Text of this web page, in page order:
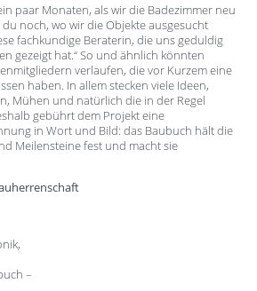
paar Monaten, als wir die Badezimmer neu
noch, wo wir die Objekte ausgesucht
fachkundige Beraterin, die uns geduldig
gezeigt hat.“ So und ähnlich könnten
verlaufen, die vor Kurzem eine
haben. In allem stecken viele Ideen,
Mühen und natürlich die in der Regel
gebührt dem Projekt eine
in Wort und Bild: das Baubuch hält die
Meilensteine fest und macht sie
–